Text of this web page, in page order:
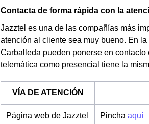
Contacta de forma rápida con la
Jazztel es una de las compañías más
atención al cliente sea muy bueno. En
Carballeda pueden ponerse en
telemática como presencial tiene la
VÍA DE ATENCIÓN
Página web de Jazztel Pincha aquí